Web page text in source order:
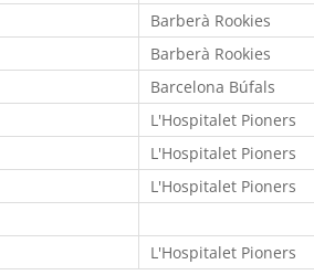
Barberà Rookies
Barberà Rookies
Barcelona Búfals
L'Hospitalet Pioners
L'Hospitalet Pioners
L'Hospitalet Pioners
L'Hospitalet Pioners